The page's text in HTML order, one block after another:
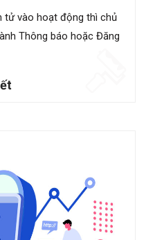
tử vào hoạt động thì chủ
Thông báo hoặc Đăng